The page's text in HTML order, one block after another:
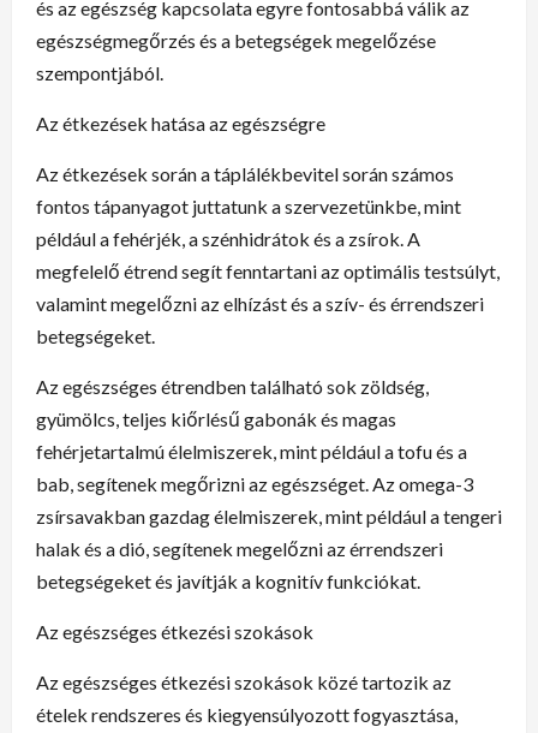
és az egészség kapcsolata egyre fontosabbá válik az
egészségmegőrzés és a betegségek megelőzése
szempontjából.
Az étkezések hatása az egészségre
Az étkezések során a táplálékbevitel során számos
fontos tápanyagot juttatunk a szervezetünkbe, mint
például a fehérjék, a szénhidrátok és a zsírok. A
megfelelő étrend segít fenntartani az optimális testsúlyt,
valamint megelőzni az elhízást és a szív- és érrendszeri
betegségeket.
Az egészséges étrendben található sok zöldség,
gyümölcs, teljes kiőrlésű gabonák és magas
fehérjetartalmú élelmiszerek, mint például a tofu és a
bab, segítenek megőrizni az egészséget. Az omega-3
zsírsavakban gazdag élelmiszerek, mint például a tengeri
halak és a dió, segítenek megelőzni az érrendszeri
betegségeket és javítják a kognitív funkciókat.
Az egészséges étkezési szokások
Az egészséges étkezési szokások közé tartozik az
ételek rendszeres és kiegyensúlyozott fogyasztása,